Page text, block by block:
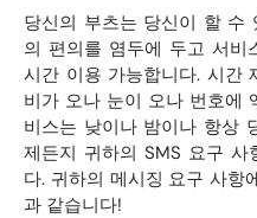
당신의 부츠는 당신이 할 수
의 편의를 염두에 두고 서비
시간 이용 가능합니다. 시간
비가 오나 눈이 오나 번호에
비스는 낮이나 밤이나 항상
제든지 귀하의 SMS 요구 사
다. 귀하의 메시징 요구 사항
과 같습니다!